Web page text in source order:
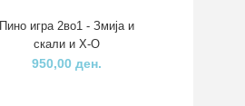
Пино игра 2во1 - Змија и
скали и Х-О
950,00 ден.